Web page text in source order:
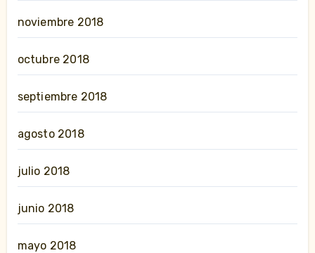
noviembre 2018
octubre 2018
septiembre 2018
agosto 2018
julio 2018
junio 2018
mayo 2018